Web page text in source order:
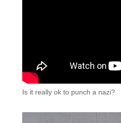
Is it really ok to punch a nazi?